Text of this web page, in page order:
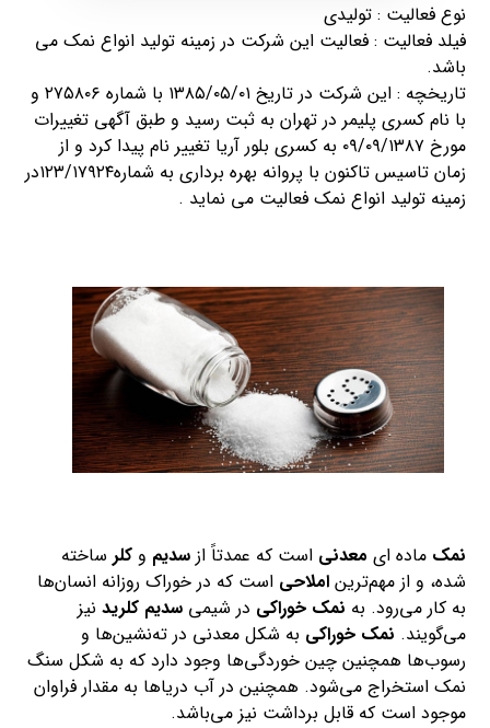
نوع فعالیت : تولیدی
فیلد فعالیت : فعالیت این شرکت در زمینه تولید انواع نمک می
باشد.
تاریخچه : این شرکت در تاریخ ۱۳۸۵/۰۵/۰۱ با شماره ۲۷۵۸۰۶ و
با نام کسری پلیمر در تهران به ثبت رسید و طبق آگهی تغییرات
مورخ ۰۹/۰۹/۱۳۸۷ به کسری بلور آریا تغییر نام پیدا کرد و از
زمان تاسیس تاکنون با پروانه بهره برداری به شماره۱۲۳/۱۷۹۲۴در
زمینه تولید انواع نمک فعالیت می نماید .
نمک ماده ای معدنی است که عمدتاً ازسدیم وکلر ساخته
شده، و از مهم‌تریناملاحی است که در خوراک روزانه انسان‌ها
به کار می‌رود. به نمک خوراکی در شیمیسدیم کلرید نیز
می‌گویند. نمک خوراکی به شکل معدنی در ته‌نشین‌ها و
رسوب‌ها همچنین چین خوردگی‌ها وجود دارد که به شکل سنگ
نمک استخراج می‌شود. همچنین در آب دریاها به مقدار فراوان
موجود است که قابل برداشت نیز می‌باشد.